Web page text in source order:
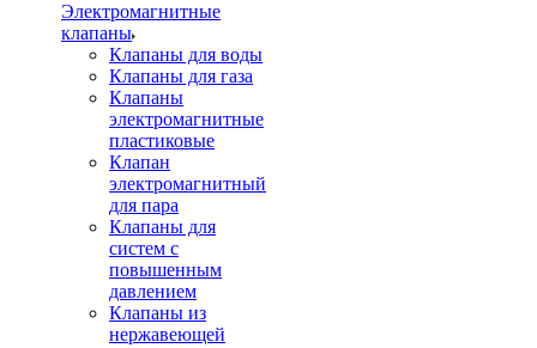
Электромагнитные
клапаны
Клапаны для воды
Клапаны для газа
Клапаны
электромагнитные
пластиковые
Клапан
электромагнитный
для пара
Клапаны для
систем с
повышенным
давлением
Клапаны из
нержавеющей